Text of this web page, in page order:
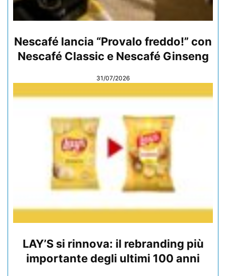
Nescafé lancia “Provalo freddo!” con
Nescafé Classic e Nescafé Ginseng
31/07/2026
LAY’S si rinnova: il rebranding più
importante degli ultimi 100 anni